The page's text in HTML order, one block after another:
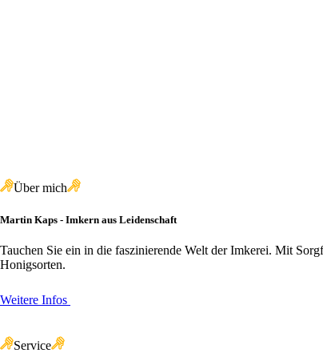
Über mich
Martin Kaps - Imkern aus Leidenschaft
Tauchen Sie ein in die faszinierende Welt der Imkerei. Mit
Honigsorten.
Weitere Infos
Service